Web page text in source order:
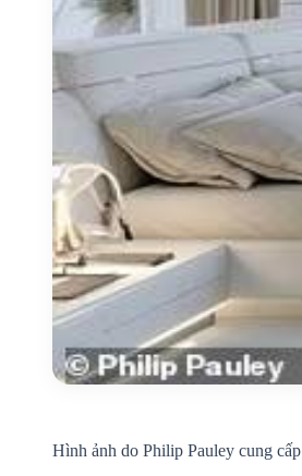
Hình ảnh do Philip Pauley cung cấp